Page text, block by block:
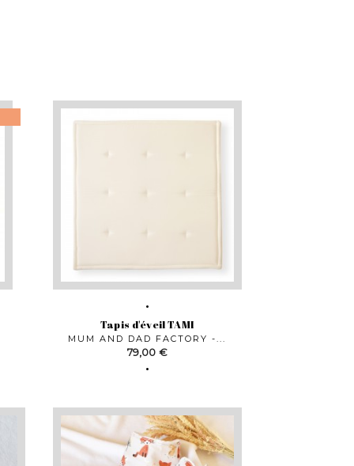
Tapis d'éveil TAMI
MUM AND DAD FACTORY -...
Prix
79,00 €